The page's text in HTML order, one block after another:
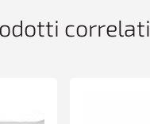
correlati